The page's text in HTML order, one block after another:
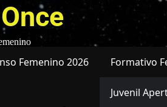
Femenino 2026 Formativo
Juvenil